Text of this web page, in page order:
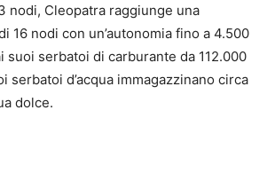
nodi, Cleopatra raggiunge una
16 nodi con un’autonomia fino a 4.500
suoi serbatoi di carburante da 112.000
serbatoi d’acqua immagazzinano circa
dolce.